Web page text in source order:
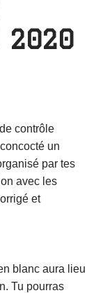
contrôle
un
par tes
avec les
et
blanc aura lieu
Tu pourras